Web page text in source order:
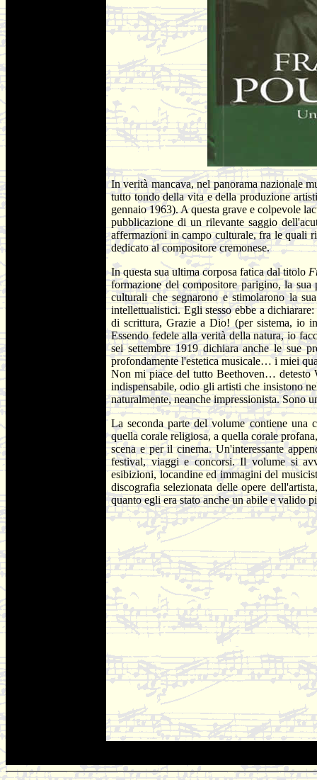
In verità mancava, nel panorama nazionale
tutto tondo della vita e della produzione
gennaio 1963). A questa grave e colpevole
pubblicazione di un rilevante saggio
affermazioni in campo culturale, fra le quali
dedicato al compositore cremonese.
In questa sua ultima corposa fatica dal titolo
formazione del compositore parigino, la
culturali che segnarono e stimolarono la
intellettualistici. Egli stesso ebbe a
di scrittura, Grazie a Dio! (per sistema, io
Essendo fedele alla verità della natura, io
sei settembre 1919 dichiara anche le sue
profondamente l'estetica musicale… i miei
Non mi piace del tutto Beethoven… detesto
indispensabile, odio gli artisti che insistono
naturalmente, neanche impressionista. Sono
La seconda parte del volume contiene una
quella corale religiosa, a quella corale
scena e per il cinema. Un'interessante
festival, viaggi e concorsi. Il volume si
esibizioni, locandine ed immagini del
discografia selezionata delle opere
quanto egli era stato anche un abile e valido